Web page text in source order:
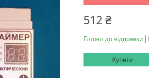
512 ₴
Готово до відправки
Купити